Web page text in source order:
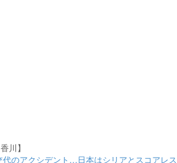
川】
のアクシデント…日本はシリアとスコアレス